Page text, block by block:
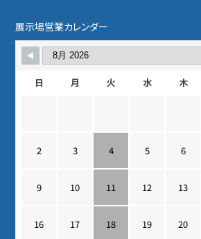
展示場営業カレンダー
日 月 火 水 木
2 3 4 5 6
9 10 11 12 13
16 17 18 19 20